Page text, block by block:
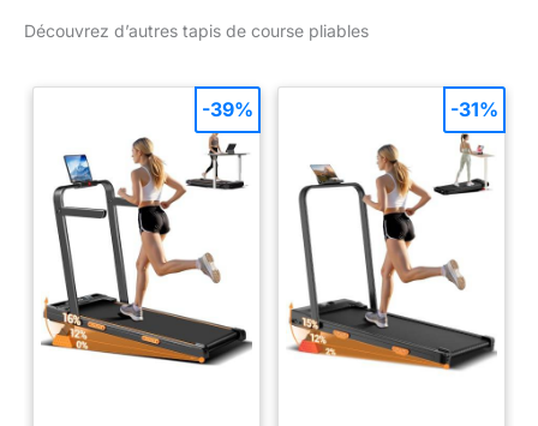
Découvrez d’autres tapis de course pliables
-39% -31%